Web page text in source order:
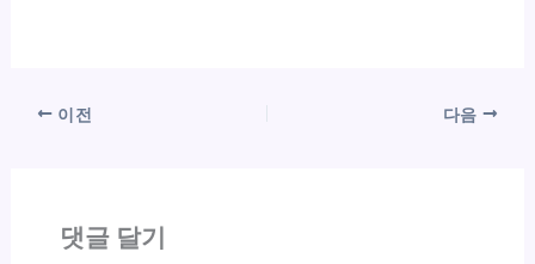
이전 다음
댓글 달기